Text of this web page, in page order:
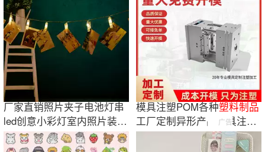
厂家直销照片夹子电池灯串
led创意小彩灯室内照片装饰
灯圣诞灯串
模具注塑POM各种塑料制品
工厂定制异形产品模具注塑
模具开发加工
广告